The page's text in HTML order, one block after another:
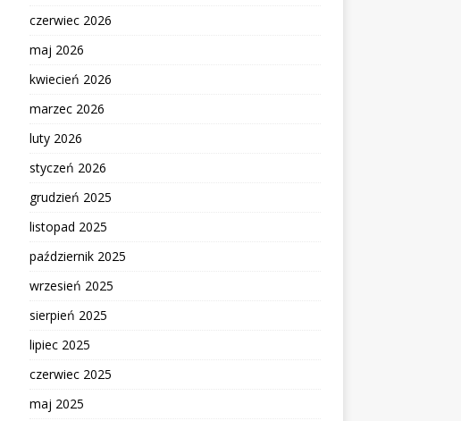
czerwiec 2026
maj 2026
kwiecień 2026
marzec 2026
luty 2026
styczeń 2026
grudzień 2025
listopad 2025
październik 2025
wrzesień 2025
sierpień 2025
lipiec 2025
czerwiec 2025
maj 2025